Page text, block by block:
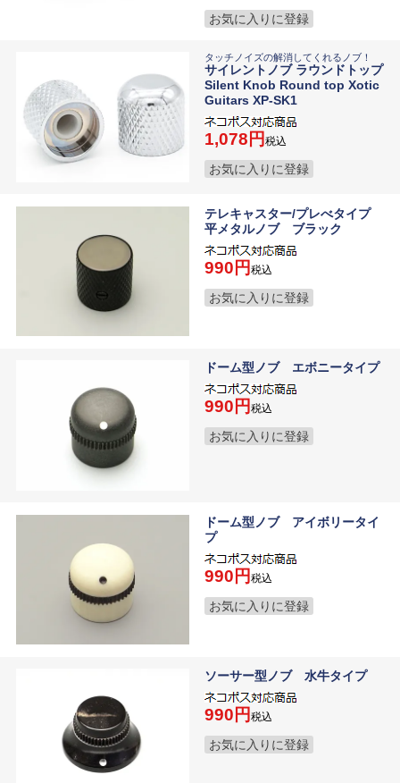
お気に入りに登録
タッチノイズの解消してくれるノブ！
サイレントノブ ラウンドトップ
Silent Knob Round top Xotic
Guitars XP-SK1
1,078 税込
お気に入りに登録
テレキャスター/プレべタイプ
平メタルノブ ブラック
990 税込
お気に入りに登録
ドーム型ノブ エボニータイプ
990 税込
お気に入りに登録
ドーム型ノブ アイボリータイ
プ
990 税込
お気に入りに登録
ソーサー型ノブ 水牛タイプ
990 税込
お気に入りに登録